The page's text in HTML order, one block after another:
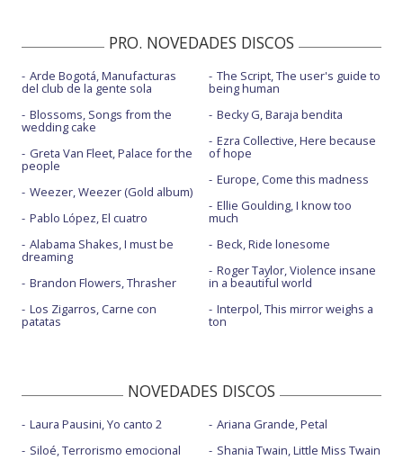
PRO. NOVEDADES DISCOS
Arde Bogotá, Manufacturas
del club de la gente sola
Blossoms, Songs from the
wedding cake
Greta Van Fleet, Palace for the
people
Weezer, Weezer (Gold album)
Pablo López, El cuatro
Alabama Shakes, I must be
dreaming
Brandon Flowers, Thrasher
Los Zigarros, Carne con
patatas
The Script, The user's guide to
being human
Becky G, Baraja bendita
Ezra Collective, Here because
of hope
Europe, Come this madness
Ellie Goulding, I know too
much
Beck, Ride lonesome
Roger Taylor, Violence insane
in a beautiful world
Interpol, This mirror weighs a
ton
NOVEDADES DISCOS
Laura Pausini, Yo canto 2
Siloé, Terrorismo emocional
Ariana Grande, Petal
Shania Twain, Little Miss Twain